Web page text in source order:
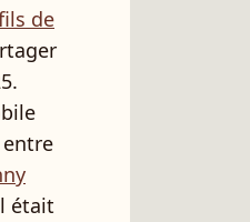
de
entre
était